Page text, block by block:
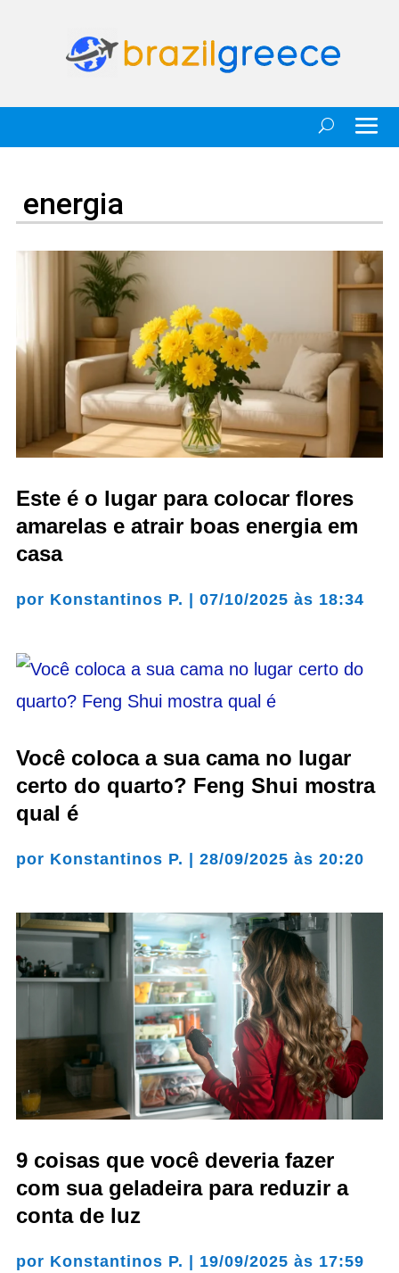
energia
Este é o lugar para colocar flores
amarelas e atrair boas energia em
casa
por Konstantinos P. | 07/10/2025 às 18:34
Você coloca a sua cama no lugar
certo do quarto? Feng Shui mostra
qual é
por Konstantinos P. | 28/09/2025 às 20:20
9 coisas que você deveria fazer
com sua geladeira para reduzir a
conta de luz
por Konstantinos P. | 19/09/2025 às 17:59